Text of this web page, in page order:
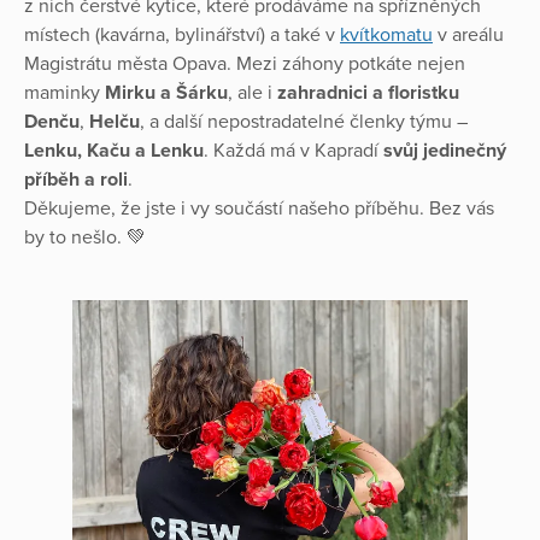
z nich čerstvé kytice, které prodáváme na spřízněných
místech (kavárna, bylinářství) a také v kvítkomatu v areálu
Magistrátu města Opava. Mezi záhony potkáte nejen
maminky Mirku a Šárku, ale i zahradnici a floristku
Denču, Helču, a další nepostradatelné členky týmu –
Lenku, Kaču a Lenku. Každá má v Kapradísvůj jedinečný
příběh a roli.
Děkujeme, že jste i vy součástí našeho příběhu. Bez vás
by to nešlo. 💚